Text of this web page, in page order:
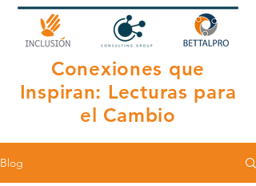
Conexiones que
Inspiran: Lecturas para
el Cambio
Blog